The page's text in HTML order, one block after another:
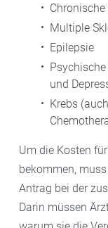
Multiple
Epilepsie
und
Krebs
Um die Kosten
bekommen,
Antrag bei der
Darin müssen